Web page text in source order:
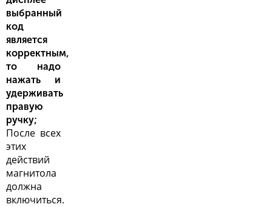
выбранный
код
является
корректным,
то надо
нажать и
удерживать
правую
ручку;
После всех
этих
действий
магнитола
должна
включиться.